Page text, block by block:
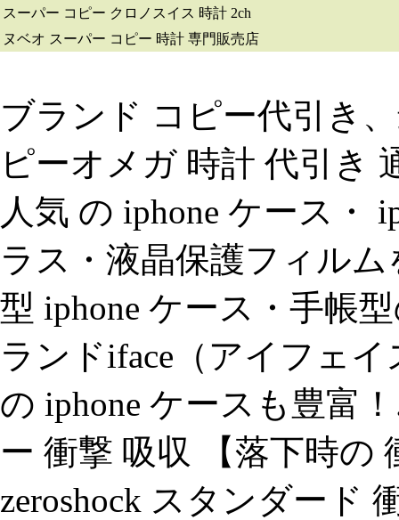
スーパー コピー クロノスイス 時計 2ch
ヌベオ スーパー コピー 時計 専門販売店
ブランド コピー代引き
ピーオメガ 時計 代引き
人気 の iphone ケース・
ラス・液晶保護フィル
型 iphone ケース・手帳
ランドiface（アイフェ
の iphone ケースも豊富
ー 衝撃 吸収 【落下時の
zeroshock スタンダード